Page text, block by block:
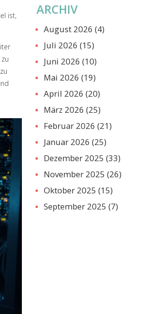
ist,
ARCHIV
August 2026 (4)
Juli 2026 (15)
Juni 2026 (10)
Mai 2026 (19)
April 2026 (20)
März 2026 (25)
Februar 2026 (21)
Januar 2026 (25)
Dezember 2025 (33)
November 2025 (26)
Oktober 2025 (15)
September 2025 (7)